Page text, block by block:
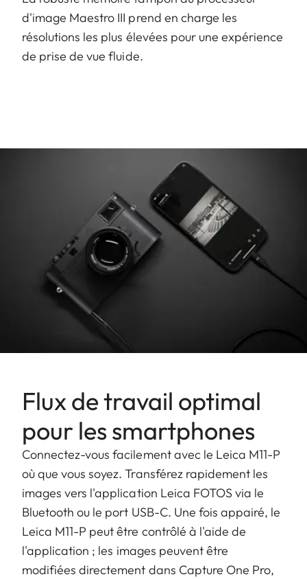
d'image Maestro III prend en charge les
résolutions les plus élevées pour une expérience
de prise de vue fluide.
Flux de travail optimal
pour les smartphones
Connectez-vous facilement avec le Leica M11-P
où que vous soyez. Transférez rapidement les
images vers l'application Leica FOTOS via le
Bluetooth ou le port USB-C. Une fois appairé, le
Leica M11-P peut être contrôlé à l'aide de
l'application ; les images peuvent être
modifiées directement dans Capture One Pro,